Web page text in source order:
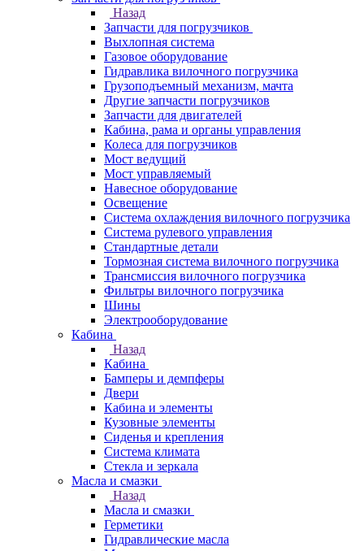
Назад
Запчасти для погрузчиков
Выхлопная система
Газовое оборудование
Гидравлика вилочного погрузчика
Грузоподъемный механизм, мачта
Другие запчасти погрузчиков
Запчасти для двигателей
Кабина, рама и органы управления
Колеса для погрузчиков
Мост ведущий
Мост управляемый
Навесное оборудование
Освещение
Система охлаждения вилочного погрузчика
Система рулевого управления
Стандартные детали
Тормозная система вилочного погрузчика
Трансмиссия вилочного погрузчика
Фильтры вилочного погрузчика
Шины
Электрооборудование
Кабина
Назад
Кабина
Бамперы и демпферы
Двери
Кабина и элементы
Кузовные элементы
Сиденья и крепления
Система климата
Стекла и зеркала
Масла и смазки
Назад
Масла и смазки
Герметики
Гидравлические масла